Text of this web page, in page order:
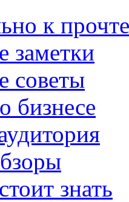
к
заметки
советы
бизнесе
знать